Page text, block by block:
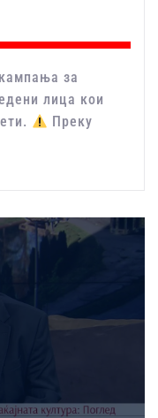
за
лица кои
Преку